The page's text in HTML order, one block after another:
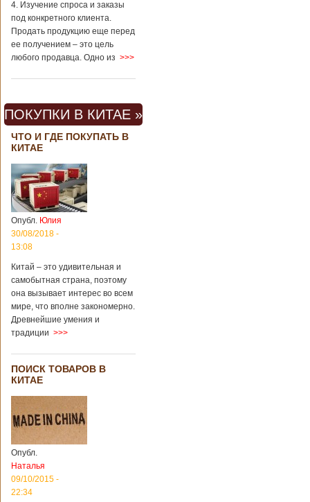
4. Изучение спроса и заказы
под конкретного клиента.
Продать продукцию еще перед
ее получением – это цель
любого продавца. Одно из >>>
ПОКУПКИ В КИТАЕ »
ЧТО И ГДЕ ПОКУПАТЬ В
КИТАЕ
Опубл. Юлия
30/08/2018 -
13:08
Китай – это удивительная и
самобытная страна, поэтому
она вызывает интерес во всем
мире, что вполне закономерно.
Древнейшие умения и
традиции >>>
ПОИСК ТОВАРОВ В
КИТАЕ
Опубл.
Наталья
09/10/2015 -
22:34